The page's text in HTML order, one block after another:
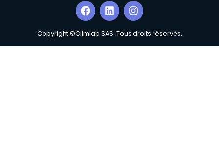
Copyright ©Climlab SAS. Tous droits réservés.